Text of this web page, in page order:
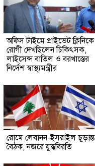
অফিস টাইমে প্রাইভেট ক্লিনিকে
রোগী দেখছিলেন চিকিৎসক,
লাইসেন্স বাতিল ও বরখাস্তের
নির্দেশ স্বাস্থ্যমন্ত্রীর
রোমে লেবানন-ইসরাইল চূড়ান্ত
বৈঠক, নজরে যুদ্ধবিরতি